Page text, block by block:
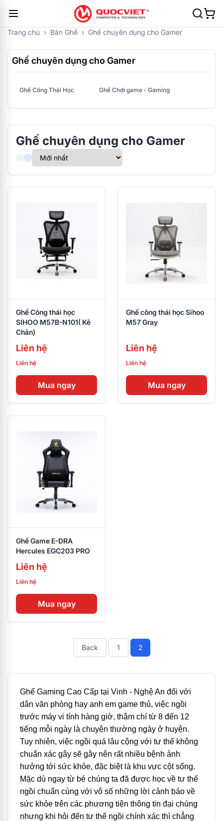
Trang chủ › Bàn Ghế › Ghế chuyên dụng cho Gamer
Ghế chuyên dụng cho Gamer
Ghế Công Thái Học Ghế Chơi game - Gaming
Ghế chuyên dụng cho Gamer
Ghế Công thái học
SIHOO M57B-N101( Kê
Chân)
Liên hệ
Liên hệ
Mua ngay
Ghế công thái học Sihoo
M57 Gray
Liên hệ
Liên hệ
Mua ngay
Ghế Game E-DRA
Hercules EGC203 PRO
Liên hệ
Liên hệ
Mua ngay
Back 1 2
Ghế Gaming Cao Cấp tại Vinh - Nghệ An đối với
dân văn phòng hay anh em game thủ, việc ngồi
trước máy vi tính hàng giờ, thậm chí từ 8 đến 12
tiếng mỗi ngày là chuyện thường ngày ở huyện.
Tuy nhiên, việc ngồi quá lâu cộng với tư thế không
chuẩn xác gây sẽ gây nên rất nhiều bệnh ảnh
hưởng tới sức khỏe, đặc biệt là khu vực cột sống.
Mặc dù ngay từ bé chúng ta đã được học về tư thế
ngồi chuẩn cùng với vô số những lời cảnh báo về
sức khỏe trên các phương tiện thông tin đại chúng
nhưng khi hỏi đến tư thế ngồi chính xác thì chẳng